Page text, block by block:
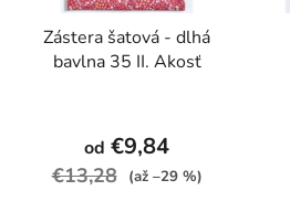
Zástera šatová - dlhá
bavlna 35 II. Akosť
od €9,84
€13,28 (až –29 %)